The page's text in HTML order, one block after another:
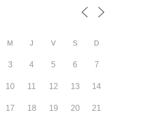
M J V S D
3 4 5 6 7
10 11 12 13 14
17 18 19 20 21